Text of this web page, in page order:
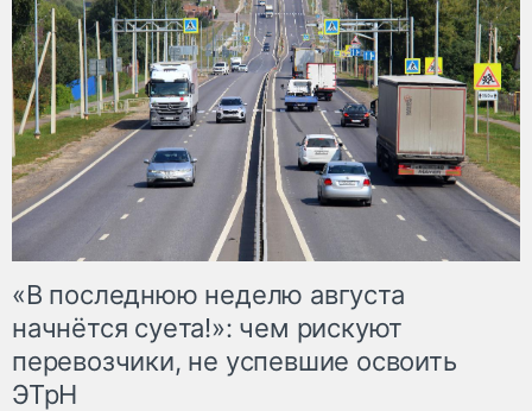
«В последнюю неделю августа
начнётся суета!»: чем рискуют
перевозчики, не успевшие освоить
ЭТрН